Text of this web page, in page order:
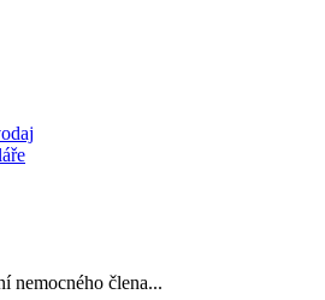
nemocného člena...